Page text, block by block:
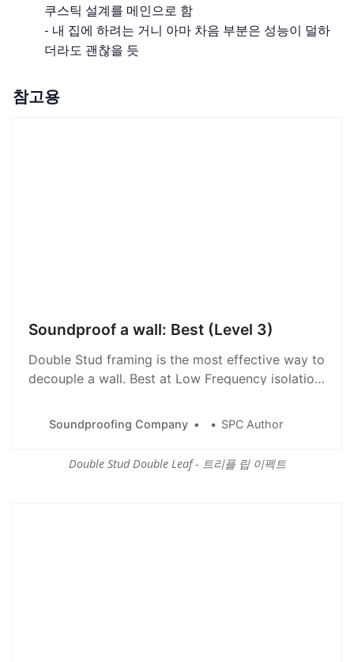
쿠스틱 설계를 메인으로 함
- 내 집에 하려는 거니 아마 차음 부분은 성능이 덜하
더라도 괜찮을 듯
참고용
Soundproof a wall: Best (Level 3)
Double Stud framing is the most effective way to
decouple a wall. Best at Low Frequency isolation,
to hang very heavy elements.
Soundproofing Company SPC Author
Double Stud Double Leaf - 트리플 립 이펙트